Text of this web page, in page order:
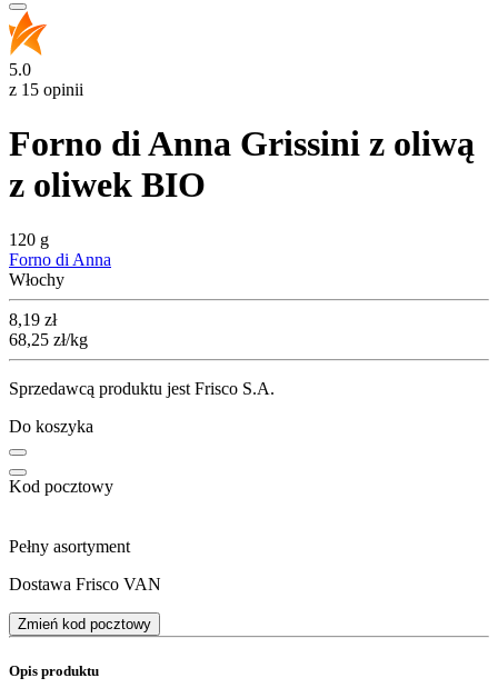
5.0
z 15 opinii
Forno di Anna Grissini z oliwą
z oliwek BIO
120 g
Forno di Anna
Włochy
Cena
8,19 zł
68,25 zł/kg
Sprzedawcą produktu jest Frisco S.A.
Do koszyka
Kod pocztowy
Pełny asortyment
Dostawa Frisco VAN
Zmień kod pocztowy
Opis produktu